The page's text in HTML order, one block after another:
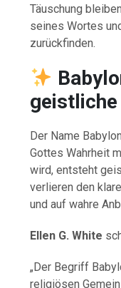
Täuschung
seines Wortes
zurückfinden.
Der Name
Gottes Wahrheit
wird, entsteht
verlieren den
und auf wahre
Ellen G. White
„Der Begriff
religiösen